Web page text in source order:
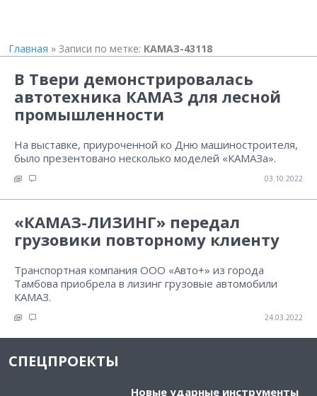
Главная » Записи по метке: КАМАЗ-43118
В Твери демонстрировалась
автотехника КАМАЗ для лесной
промышленности
На выставке, приуроченной ко Дню машиностроителя,
было презентовано несколько моделей «КАМАЗа».
03.10.2022
«КАМАЗ-ЛИЗИНГ» передал
грузовики повторному клиенту
Транспортная компания ООО «Авто+» из города
Тамбова приобрела в лизинг грузовые автомобили
КАМАЗ.
24.03.2022
СПЕЦПРОЕКТЫ
Новые ударные инструменты